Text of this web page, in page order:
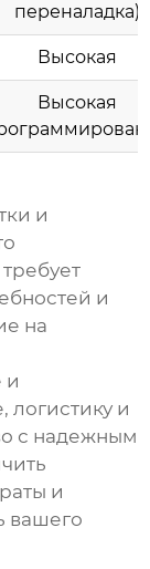
переналадка)
Высокая
Высокая
и
и
на
и
логистику и
с надежным
и
вашего